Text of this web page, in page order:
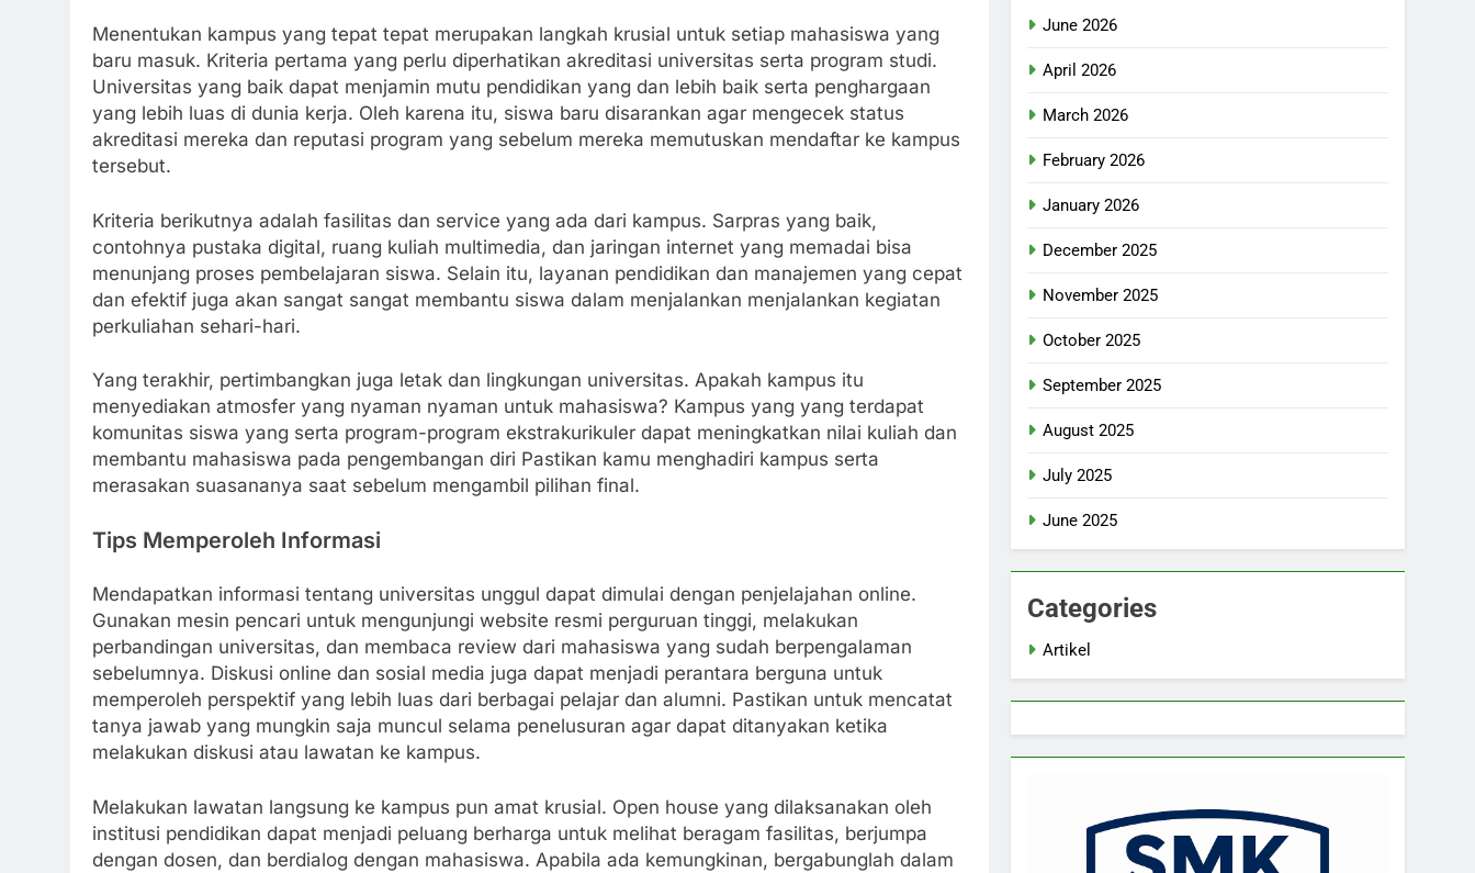
Menentukan kampus yang tepat tepat merupakan langkah krusial untuk setiap mahasiswa yang
baru masuk. Kriteria pertama yang perlu diperhatikan akreditasi universitas serta program studi.
Universitas yang baik dapat menjamin mutu pendidikan yang dan lebih baik serta penghargaan
yang lebih luas di dunia kerja. Oleh karena itu, siswa baru disarankan agar mengecek status
akreditasi mereka dan reputasi program yang sebelum mereka memutuskan mendaftar ke kampus
tersebut.
Kriteria berikutnya adalah fasilitas dan service yang ada dari kampus. Sarpras yang baik,
contohnya pustaka digital, ruang kuliah multimedia, dan jaringan internet yang memadai bisa
menunjang proses pembelajaran siswa. Selain itu, layanan pendidikan dan manajemen yang cepat
dan efektif juga akan sangat sangat membantu siswa dalam menjalankan menjalankan kegiatan
perkuliahan sehari-hari.
Yang terakhir, pertimbangkan juga letak dan lingkungan universitas. Apakah kampus itu
menyediakan atmosfer yang nyaman nyaman untuk mahasiswa? Kampus yang yang terdapat
komunitas siswa yang serta program-program ekstrakurikuler dapat meningkatkan nilai kuliah dan
membantu mahasiswa pada pengembangan diri Pastikan kamu menghadiri kampus serta
merasakan suasananya saat sebelum mengambil pilihan final.
Tips Memperoleh Informasi
Mendapatkan informasi tentang universitas unggul dapat dimulai dengan penjelajahan online.
Gunakan mesin pencari untuk mengunjungi website resmi perguruan tinggi, melakukan
perbandingan universitas, dan membaca review dari mahasiswa yang sudah berpengalaman
sebelumnya. Diskusi online dan sosial media juga dapat menjadi perantara berguna untuk
memperoleh perspektif yang lebih luas dari berbagai pelajar dan alumni. Pastikan untuk mencatat
tanya jawab yang mungkin saja muncul selama penelusuran agar dapat ditanyakan ketika
melakukan diskusi atau lawatan ke kampus.
Melakukan lawatan langsung ke kampus pun amat krusial. Open house yang dilaksanakan oleh
institusi pendidikan dapat menjadi peluang berharga untuk melihat beragam fasilitas, berjumpa
dengan dosen, dan berdialog dengan mahasiswa. Apabila ada kemungkinan, bergabunglah dalam
June 2026
April 2026
March 2026
February 2026
January 2026
December 2025
November 2025
October 2025
September 2025
August 2025
July 2025
June 2025
Categories
Artikel